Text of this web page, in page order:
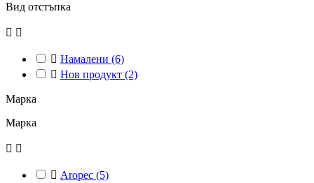
Вид отстъпка
 
 Намалени (6)
 Нов продукт (2)
Марка
Марка
 
 Aropec (5)